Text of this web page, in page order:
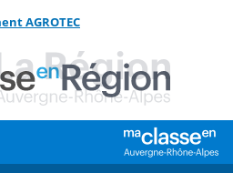
AGROTEC